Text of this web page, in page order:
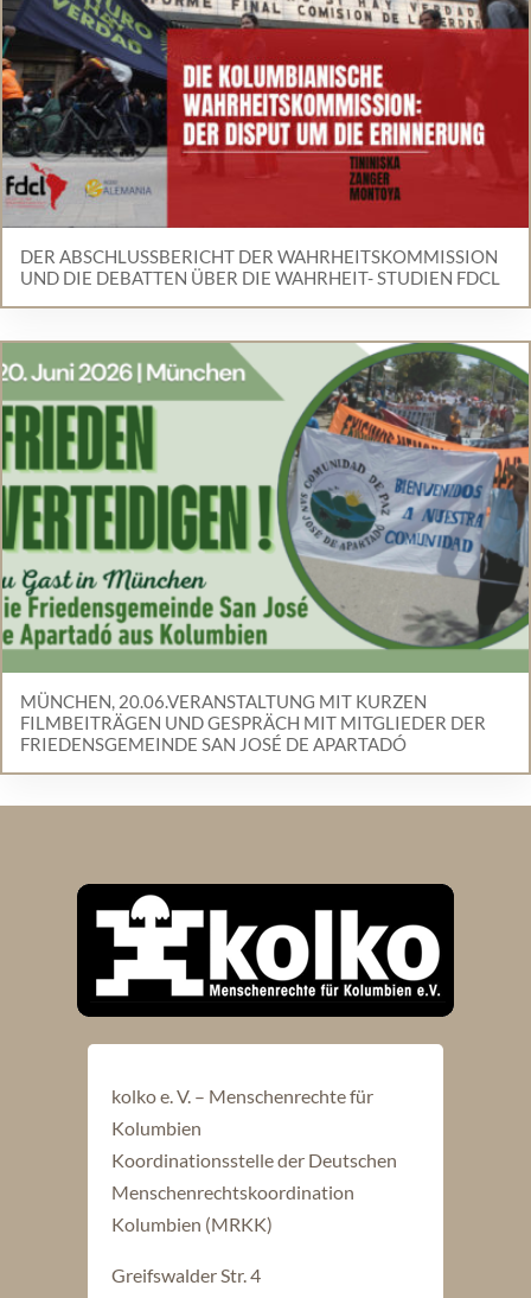
DER ABSCHLUSSBERICHT DER WAHRHEITSKOMMISSION
UND DIE DEBATTEN ÜBER DIE WAHRHEIT- STUDIEN FDCL
MÜNCHEN, 20.06.VERANSTALTUNG MIT KURZEN
FILMBEITRÄGEN UND GESPRÄCH MIT MITGLIEDER DER
FRIEDENSGEMEINDE SAN JOSÉ DE APARTADÓ
kolko e. V. – Menschenrechte für
Kolumbien
Koordinationsstelle der Deutschen
Menschenrechtskoordination
Kolumbien (MRKK)
Greifswalder Str. 4